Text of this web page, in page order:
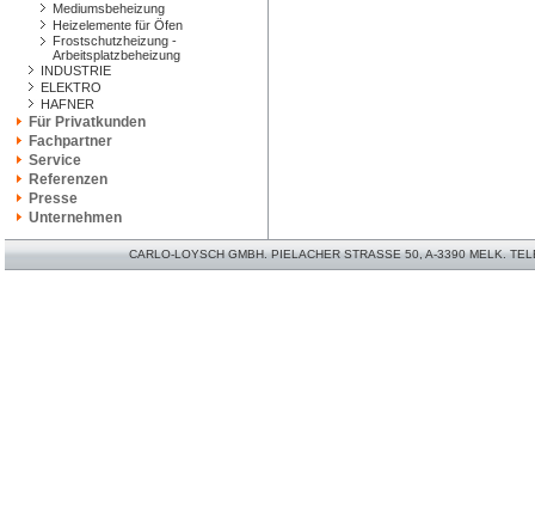
Mediumsbeheizung
Heizelemente für Öfen
Frostschutzheizung -
Arbeitsplatzbeheizung
INDUSTRIE
ELEKTRO
HAFNER
Für Privatkunden
Fachpartner
Service
Referenzen
Presse
Unternehmen
CARLO-LOYSCH GMBH. PIELACHER STRASSE 50, A-3390 MELK.